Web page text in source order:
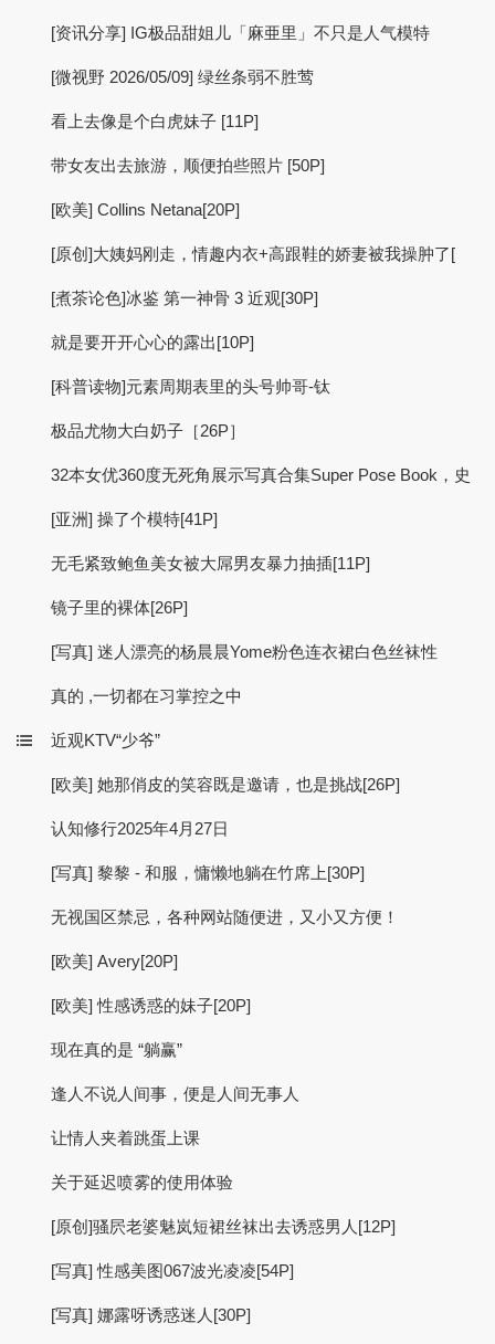
[资讯分享] IG极品甜姐儿「麻亜里」不只是人气模特
[微视野 2026/05/09] 绿丝条弱不胜莺
看上去像是个白虎妹子 [11P]
带女友出去旅游，顺便拍些照片 [50P]
[欧美] Collins Netana[20P]
[原创]大姨妈刚走，情趣内衣+高跟鞋的娇妻被我操肿了[
[煮茶论色]冰鉴 第一神骨 3 近观[30P]
就是要开开心心的露出[10P]
[科普读物]元素周期表里的头号帅哥-钛
极品尤物大白奶子［26P］
32本女优360度无死角展示写真合集Super Pose Book，史
[亚洲] 操了个模特[41P]
无毛紧致鲍鱼美女被大屌男友暴力抽插[11P]
镜子里的裸体[26P]
[写真] 迷人漂亮的杨晨晨Yome粉色连衣裙白色丝袜性
真的 ,一切都在习掌控之中
近观KTV“少爷”
[欧美] 她那俏皮的笑容既是邀请，也是挑战[26P]
认知修行2025年4月27日
[写真] 黎黎 - 和服，慵懒地躺在竹席上[30P]
无视国区禁忌，各种网站随便进，又小又方便！
[欧美] Avery[20P]
[欧美] 性感诱惑的妹子[20P]
现在真的是 “躺赢”
逢人不说人间事，便是人间无事人
让情人夹着跳蛋上课
关于延迟喷雾的使用体验
[原创]骚屄老婆魅岚短裙丝袜出去诱惑男人[12P]
[写真] 性感美图067波光凌凌[54P]
[写真] 娜露呀诱惑迷人[30P]